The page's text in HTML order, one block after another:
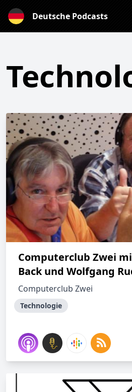
Deutsche Podcasts
Computerclub Zwei
Back und Wolfgang
Computerclub Zwei
Technologie